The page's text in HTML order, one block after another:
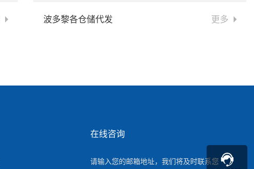
波多黎各仓储代发 更多
在线咨询
请输入您的邮箱地址，我们将及时联系您